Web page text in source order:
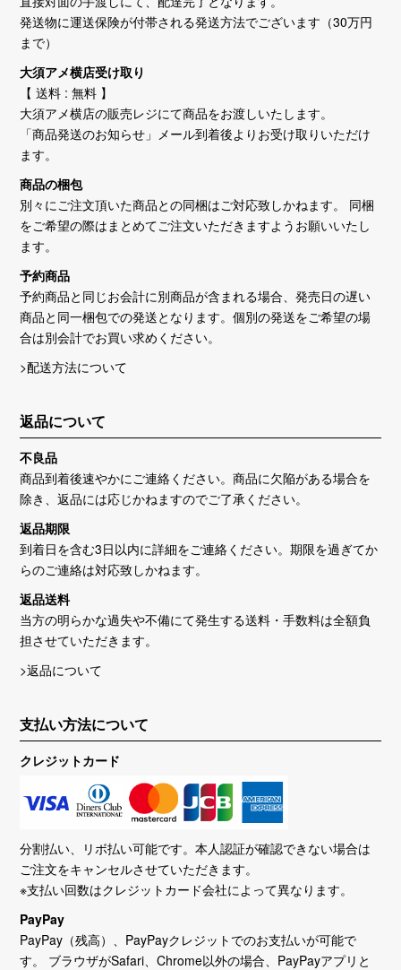
発送物に運送保険が付帯される発送方法でございます（30万円
まで）
大須アメ横店受け取り
【 送料 : 無料 】
大須アメ横店の販売レジにて商品をお渡しいたします。
「商品発送のお知らせ」メール到着後よりお受け取りいただけ
ます。
商品の梱包
別々にご注文頂いた商品との同梱はご対応致しかねます。 同梱
をご希望の際はまとめてご注文いただきますようお願いいたし
ます。
予約商品
予約商品と同じお会計に別商品が含まれる場合、発売日の遅い
商品と同一梱包での発送となります。個別の発送をご希望の場
合は別会計でお買い求めください。
>配送方法について
返品について
不良品
商品到着後速やかにご連絡ください。商品に欠陥がある場合を
除き、返品には応じかねますのでご了承ください。
返品期限
到着日を含む3日以内に詳細をご連絡ください。期限を過ぎてか
らのご連絡は対応致しかねます。
返品送料
当方の明らかな過失や不備にて発生する送料・手数料は全額負
担させていただきます。
>返品について
支払い方法について
クレジットカード
分割払い、リボ払い可能です。本人認証が確認できない場合は
ご注文をキャンセルさせていただきます。
※支払い回数はクレジットカード会社によって異なります。
PayPay
PayPay（残高）、PayPayクレジットでのお支払いが可能で
す。 ブラウザがSafari、Chrome以外の場合、PayPayアプリと